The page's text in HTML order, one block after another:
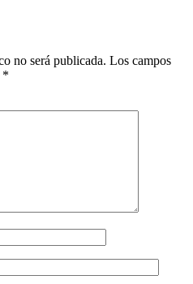
no será publicada. Los campos
*